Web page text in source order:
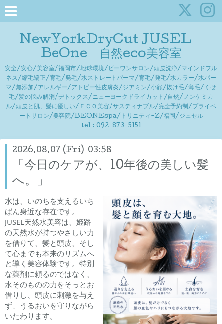
NewYorkDryCut JUSEL
BeOne 自然eco美容室
安全/安心/美容室/福岡市/地球環境/ビーワンサロン/頭皮洗浄/マインドフル
ネス/縮毛矯正/育毛/発毛/水ストレートパーマ/育毛/発毛/水カラー/水パー
マ/無添加/アレルギー/アトピー性皮膚炎/ジアミン/小顔/抜け毛/薄毛/くせ
毛/髪の悩み解消/デトックス/ニューヨークドライカット/自然/ノンケミカ
ル/頭皮と肌、髪に優しい/ＥＣＯ美容/サスティナブル/完全予約制/プライベ
ートサロン/美容院/BEONEspa/トリニティ-Z/福岡/ジュセル
tel : 092-873-5151
2026.08.07 (Fri) 03:58
「今日のケアが、10年後の美しい髪
へ。」
水は、いのちを支えるいち
ばん身近な存在です。
JUSEL天然水美容は、姫路
の天然水が持つやさしい力
を借りて、髪と頭皮、そし
て心までも本来のリズムへ
と導く美容体験です。特別
な薬剤に頼るのではなく、
水そのものの力をそっとお
借りし、頭皮に刺激を与え
ず、うるおいを守りながら
いたわります。